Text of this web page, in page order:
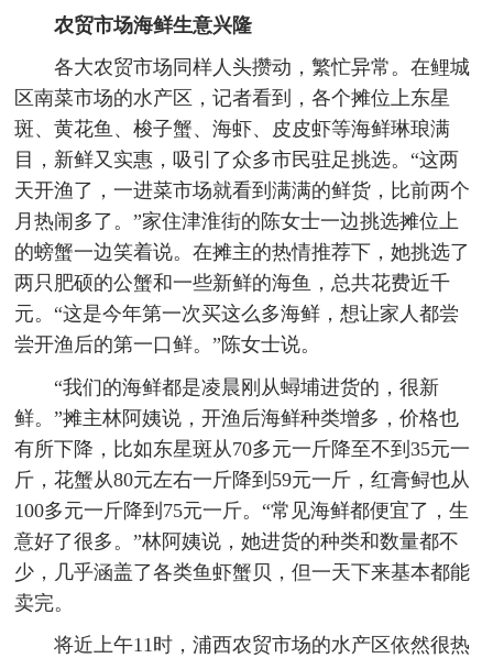
农贸市场海鲜生意兴隆
各大农贸市场同样人头攒动，繁忙异常。在鲤城
区南菜市场的水产区，记者看到，各个摊位上东星
斑、黄花鱼、梭子蟹、海虾、皮皮虾等海鲜琳琅满
目，新鲜又实惠，吸引了众多市民驻足挑选。“这两
天开渔了，一进菜市场就看到满满的鲜货，比前两个
月热闹多了。”家住津淮街的陈女士一边挑选摊位上
的螃蟹一边笑着说。在摊主的热情推荐下，她挑选了
两只肥硕的公蟹和一些新鲜的海鱼，总共花费近千
元。“这是今年第一次买这么多海鲜，想让家人都尝
尝开渔后的第一口鲜。”陈女士说。
“我们的海鲜都是凌晨刚从蟳埔进货的，很新
鲜。”摊主林阿姨说，开渔后海鲜种类增多，价格也
有所下降，比如东星斑从70多元一斤降至不到35元一
斤，花蟹从80元左右一斤降到59元一斤，红膏鲟也从
100多元一斤降到75元一斤。“常见海鲜都便宜了，生
意好了很多。”林阿姨说，她进货的种类和数量都不
少，几乎涵盖了各类鱼虾蟹贝，但一天下来基本都能
卖完。
将近上午11时，浦西农贸市场的水产区依然很热